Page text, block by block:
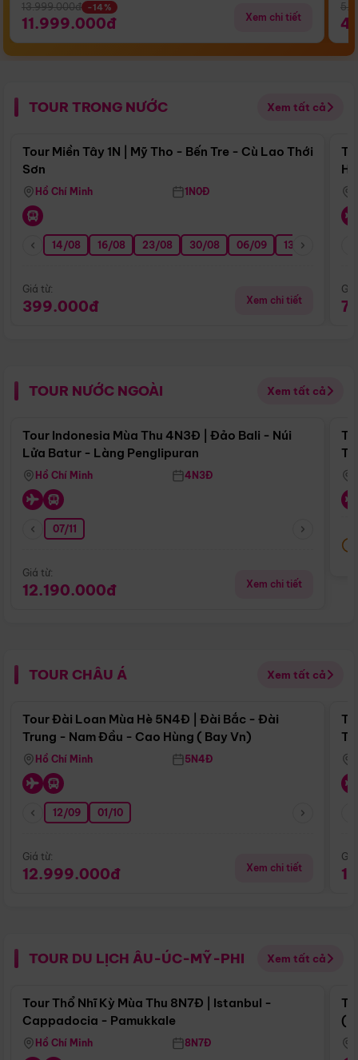
13.999.000đ -14%
11.999.000đ Xem chi tiết
TOUR TRONG NƯỚC Xem tất cả
Điểm nổi bật
Tour Miền Tây 1N | Mỹ Tho - Bến Tre - Cù Lao Thới
Sơn
Hồ Chí Minh 1N0Đ
14/08 16/08 23/08 30/08 06/09 13/09
Giá từ:
399.000đ Xem chi tiết
TOUR NƯỚC NGOÀI Xem tất cả
Điểm nổi bật
Tour Indonesia Mùa Thu 4N3Đ | Đảo Bali - Núi
Lửa Batur - Làng Penglipuran
Hồ Chí Minh 4N3Đ
07/11
Giá từ:
12.190.000đ Xem chi tiết
TOUR CHÂU Á Xem tất cả
Điểm nổi bật
Tour Đài Loan Mùa Hè 5N4Đ | Đài Bắc - Đài
Trung - Nam Đầu - Cao Hùng ( Bay Vn)
Hồ Chí Minh 5N4Đ
12/09 01/10
Giá từ:
12.999.000đ Xem chi tiết
TOUR DU LỊCH ÂU-ÚC-MỸ-PHI Xem tất cả
Điểm nổi bật
Tour Thổ Nhĩ Kỳ Mùa Thu 8N7Đ | Istanbul -
Cappadocia - Pamukkale
Hồ Chí Minh 8N7Đ